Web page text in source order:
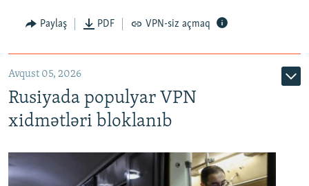
Paylaş PDF VPN-siz açmaq
Avqust 05, 2026
Rusiyada populyar VPN
xidmətləri bloklanıb